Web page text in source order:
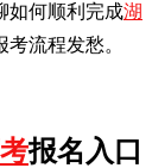
如何顺利完成湖
流程发愁。
报名入口